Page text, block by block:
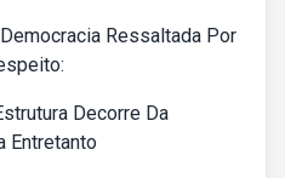
Ressaltada Por
Decorre Da
Entretanto